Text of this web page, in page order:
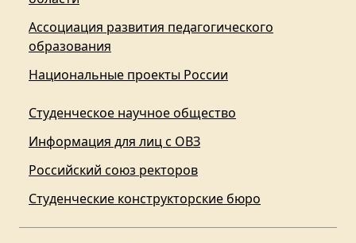
Ассоциация развития педагогического
образования
Национальные проекты России
Студенческое научное общество
Информация для лиц с ОВЗ
Российский союз ректоров
Студенческие конструкторские бюро